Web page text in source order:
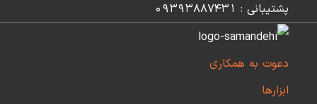
پشتیبانی : 09393887431
دعوت به همکاری
ابزارها